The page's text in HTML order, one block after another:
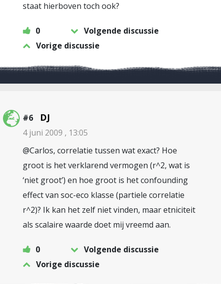
staat hierboven toch ook?
0
Volgende discussie
Vorige discussie
#6 DJ
4 juni 2009 , 13:05
@Carlos, correlatie tussen wat exact? Hoe
groot is het verklarend vermogen (r^2, wat is
‘niet groot’) en hoe groot is het confounding
effect van soc-eco klasse (partiele correlatie
r^2)? Ik kan het zelf niet vinden, maar etniciteit
als scalaire waarde doet mij vreemd aan.
0
Volgende discussie
Vorige discussie